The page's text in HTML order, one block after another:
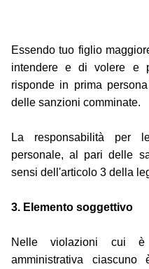
Essendo tuo figlio
intendere e di volere e
risponde in prima
delle sanzioni comminate.
La responsabilità per
personale, al pari delle
sensi dell'articolo 3 della
3. Elemento soggettivo
Nelle violazioni cui è
amministrativa